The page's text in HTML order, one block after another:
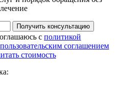
Получить консультацию
с политикой
пользовательским соглашением
стоимость